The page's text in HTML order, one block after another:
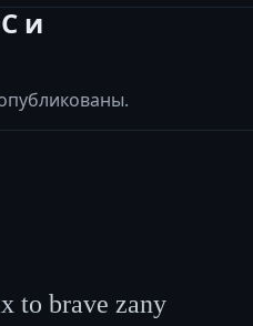
и
to brave zany